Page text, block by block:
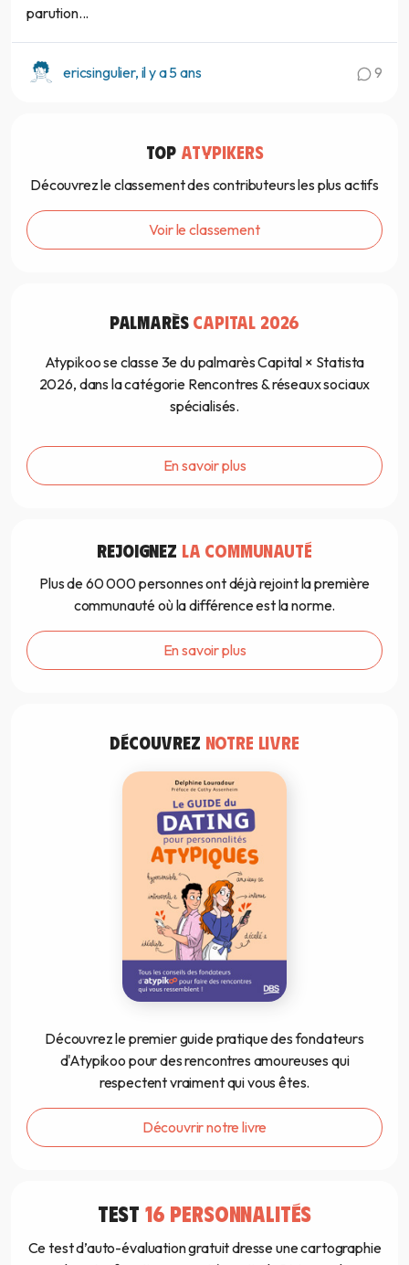
parution...
ericsingulier, il y a 5 ans 9
TOP ATYPIKERS
Découvrez le classement des contributeurs les plus actifs
Voir le classement
PALMARÈS CAPITAL 2026
Atypikoo se classe 3e du palmarès Capital × Statista
2026, dans la catégorie Rencontres & réseaux sociaux
spécialisés.
En savoir plus
REJOIGNEZ LA COMMUNAUTÉ
Plus de 60 000 personnes ont déjà rejoint la première
communauté où la différence est la norme.
En savoir plus
DÉCOUVREZ NOTRE LIVRE
Découvrez le premier guide pratique des fondateurs
d'Atypikoo pour des rencontres amoureuses qui
respectent vraiment qui vous êtes.
Découvrir notre livre
TEST 16 PERSONNALITÉS
Ce test d’auto-évaluation gratuit dresse une cartographie